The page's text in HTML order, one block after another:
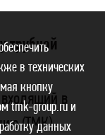
трубной
в
(ТМК),
в технических
кнопку
tmk-group.ru и
данных